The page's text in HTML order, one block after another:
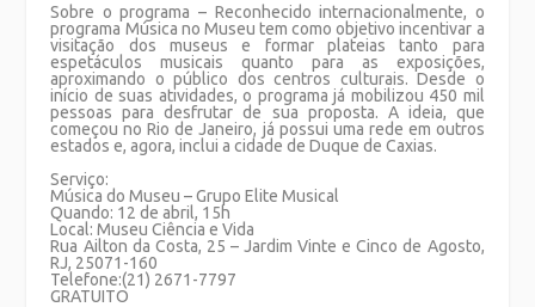
Sobre o programa – Reconhecido internacionalmente, o
programa Música no Museu tem como objetivo incentivar a
visitação dos museus e formar plateias tanto para
espetáculos musicais quanto para as exposições,
aproximando o público dos centros culturais. Desde o
início de suas atividades, o programa já mobilizou 450 mil
pessoas para desfrutar de sua proposta. A ideia, que
começou no Rio de Janeiro, já possui uma rede em outros
estados e, agora, inclui a cidade de Duque de Caxias.
Serviço:
Música do Museu – Grupo Elite Musical
Quando: 12 de abril, 15h
Local: Museu Ciência e Vida
Rua Ailton da Costa, 25 – Jardim Vinte e Cinco de Agosto,
RJ, 25071-160
Telefone:(21) 2671-7797
GRATUITO